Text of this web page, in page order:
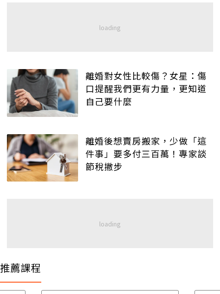
離婚對女性比較傷？女星：傷
口提醒我們更有力量，更知道
自己要什麼
離婚後想賣房搬家，少做「這
件事」要多付三百萬！專家談
節稅撇步
推薦課程